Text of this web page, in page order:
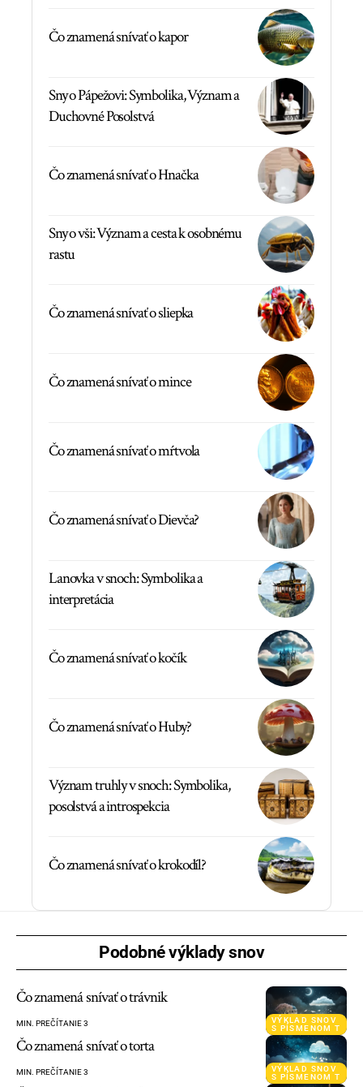
Čo znamená snívať o kapor
Sny o Pápežovi: Symbolika, Význam a
Duchovné Posolstvá
Čo znamená snívať o Hnačka
Sny o vši: Význam a cesta k osobnému
rastu
Čo znamená snívať o sliepka
Čo znamená snívať o mince
Čo znamená snívať o mŕtvola
Čo znamená snívať o Dievča?
Lanovka v snoch: Symbolika a
interpretácia
Čo znamená snívať o kočík
Čo znamená snívať o Huby?
Význam truhly v snoch: Symbolika,
posolstvá a introspekcia
Čo znamená snívať o krokodíl?
Podobné výklady snov
VÝKLAD SNOV
S PÍSMENOM T
Čo znamená snívať o trávnik
MIN. PREČÍTANIE 3
VÝKLAD SNOV
S PÍSMENOM T
Čo znamená snívať o torta
MIN. PREČÍTANIE 3